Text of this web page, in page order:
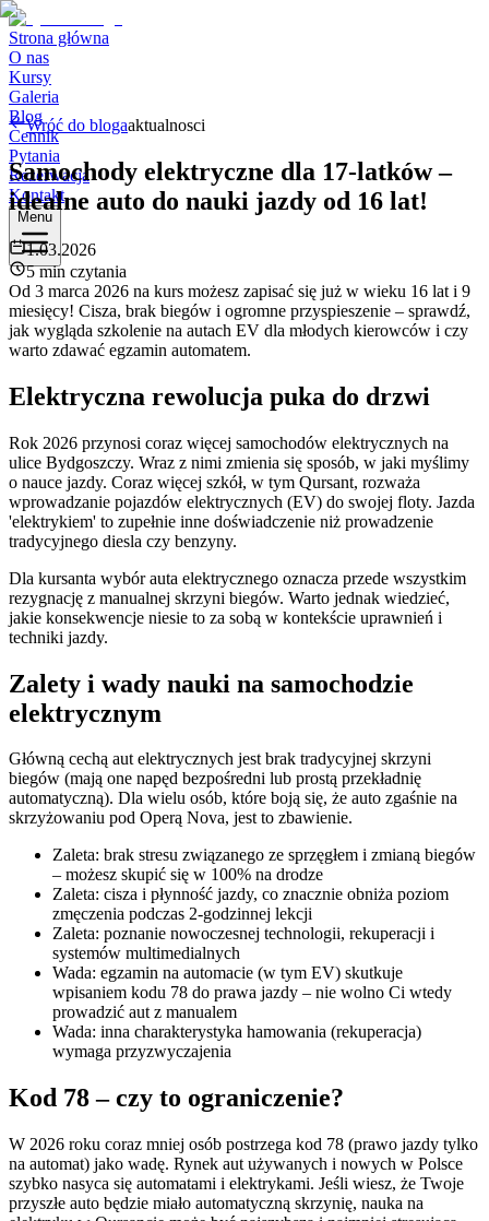
Strona główna
O nas
Kursy
Galeria
Blog
Cennik
Pytania
Rezerwacja
Kontakt
Menu
Wróć do blogaaktualnosci
Samochody elektryczne dla 17-latków –
idealne auto do nauki jazdy od 16 lat!
1.03.2026
5 min czytania
Od 3 marca 2026 na kurs możesz zapisać się już w wieku 16 lat i 9
miesięcy! Cisza, brak biegów i ogromne przyspieszenie – sprawdź,
jak wygląda szkolenie na autach EV dla młodych kierowców i czy
warto zdawać egzamin automatem.
Elektryczna rewolucja puka do drzwi
Rok 2026 przynosi coraz więcej samochodów elektrycznych na
ulice Bydgoszczy. Wraz z nimi zmienia się sposób, w jaki myślimy
o nauce jazdy. Coraz więcej szkół, w tym Qursant, rozważa
wprowadzanie pojazdów elektrycznych (EV) do swojej floty. Jazda
'elektrykiem' to zupełnie inne doświadczenie niż prowadzenie
tradycyjnego diesla czy benzyny.
Dla kursanta wybór auta elektrycznego oznacza przede wszystkim
rezygnację z manualnej skrzyni biegów. Warto jednak wiedzieć,
jakie konsekwencje niesie to za sobą w kontekście uprawnień i
techniki jazdy.
Zalety i wady nauki na samochodzie
elektrycznym
Główną cechą aut elektrycznych jest brak tradycyjnej skrzyni
biegów (mają one napęd bezpośredni lub prostą przekładnię
automatyczną). Dla wielu osób, które boją się, że auto zgaśnie na
skrzyżowaniu pod Operą Nova, jest to zbawienie.
Zaleta: brak stresu związanego ze sprzęgłem i zmianą biegów
– możesz skupić się w 100% na drodze
Zaleta: cisza i płynność jazdy, co znacznie obniża poziom
zmęczenia podczas 2-godzinnej lekcji
Zaleta: poznanie nowoczesnej technologii, rekuperacji i
systemów multimedialnych
Wada: egzamin na automacie (w tym EV) skutkuje
wpisaniem kodu 78 do prawa jazdy – nie wolno Ci wtedy
prowadzić aut z manualem
Wada: inna charakterystyka hamowania (rekuperacja)
wymaga przyzwyczajenia
Kod 78 – czy to ograniczenie?
W 2026 roku coraz mniej osób postrzega kod 78 (prawo jazdy tylko
na automat) jako wadę. Rynek aut używanych i nowych w Polsce
szybko nasyca się automatami i elektrykami. Jeśli wiesz, że Twoje
przyszłe auto będzie miało automatyczną skrzynię, nauka na